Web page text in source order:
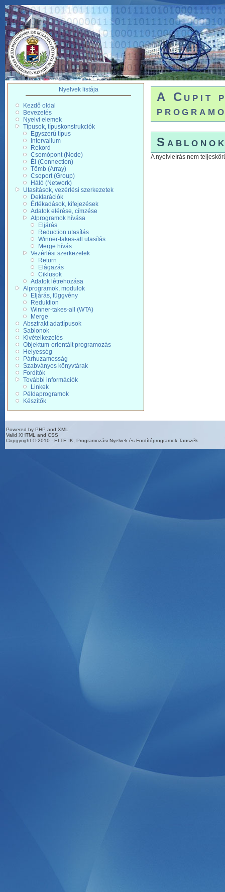
Nyelvek listája
Kezdő oldal
Bevezetés
Nyelvi elemek
Típusok, típuskonstrukciók
Egyszerű típus
Intervallum
Rekord
Csomópont (Node)
Él (Connection)
Tömb (Array)
Csoport (Group)
Háló (Network)
Utasítások, vezérlési szerkezetek
Deklarációk
Értékadások, kifejezések
Adatok elérése, címzése
Alprogramok hívása
Eljárás
Reduction utasítás
Winner-takes-all utasítás
Merge hívás
Vezérlési szerkezetek
Return
Elágazás
Ciklusok
Adatok létrehozása
Alprogramok, modulok
Eljárás, függvény
Reduktion
Winner-takes-all (WTA)
Merge
Absztrakt adattípusok
Sablonok
Kivételkezelés
Objektum-orientált programozás
Helyesség
Párhuzamosság
Szabványos könyvtárak
Fordítók
További információk
Linkek
Példaprogramok
Készítők
A Cupit
A nyelvleírás nem
Powered by PHP and XML
Valid XHTML and CSS
Copgyright © 2010 - ELTE IK, Programozási Nyelvek és Fordítóprogramok Tanszék